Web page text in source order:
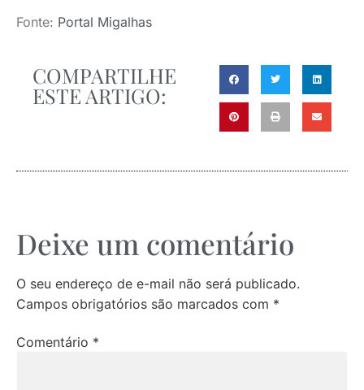
Fonte: Portal Migalhas
COMPARTILHE
ESTE ARTIGO:
Deixe um comentário
O seu endereço de e-mail não será publicado.
Campos obrigatórios são marcados com *
Comentário *